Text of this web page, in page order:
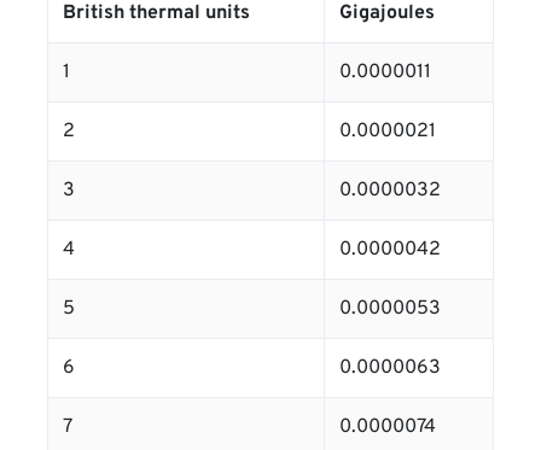
British thermal units Gigajoules
1 0.0000011
2 0.0000021
3 0.0000032
4 0.0000042
5 0.0000053
6 0.0000063
7 0.0000074